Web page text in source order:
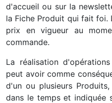
d'accueil ou sur la
la Fiche Produit qui fait foi.
prix en vigueur au
commande.
La réalisation
peut avoir comme
d'un ou plusieurs
dans le temps et indiquée